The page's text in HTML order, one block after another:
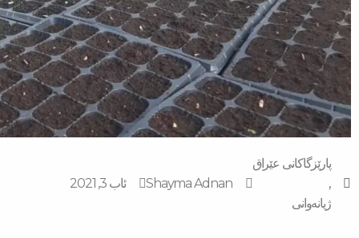
پارێزگاکانی عێراق
,
ژیانەوانی
Shayma Adnan ئاب 3, 2021